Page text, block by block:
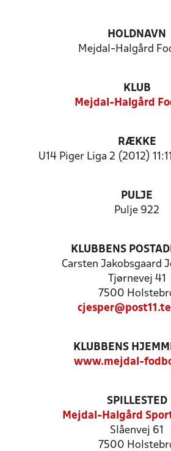
HOLDNAVN
Mejdal-Halgård
KLUB
Mejdal-Halgård
RÆKKE
U14 Piger Liga 2 (2012)
PULJE
Pulje 922
KLUBBENS
Carsten Jakobsgaard
Tjørnevej 41
7500
KLUBBENS
www.mejdal-
SPILLESTED
Mejdal-Halgård
Slåenvej 61
7500